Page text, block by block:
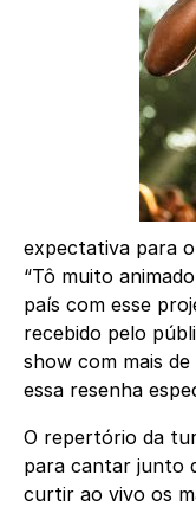
expectativa para
“Tô muito
país com esse
recebido pelo
show com mais
essa resenha
O repertório da
para cantar junto
curtir ao vivo os